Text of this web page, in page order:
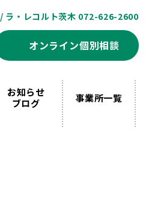
/ ラ・レコルト茨木 072-626-2600
オンライン個別相談
お知らせ
ブログ
事業所一覧